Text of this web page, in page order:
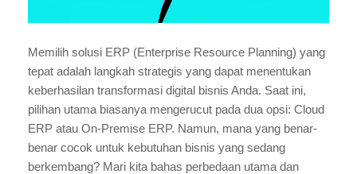
Memilih solusi ERP (Enterprise Resource Planning) yang
tepat adalah langkah strategis yang dapat menentukan
keberhasilan transformasi digital bisnis Anda. Saat ini,
pilihan utama biasanya mengerucut pada dua opsi: Cloud
ERP atau On-Premise ERP. Namun, mana yang benar-
benar cocok untuk kebutuhan bisnis yang sedang
berkembang? Mari kita bahas perbedaan utama dan